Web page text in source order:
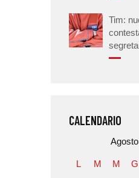
Tim:
CALENDARIO
L M M G